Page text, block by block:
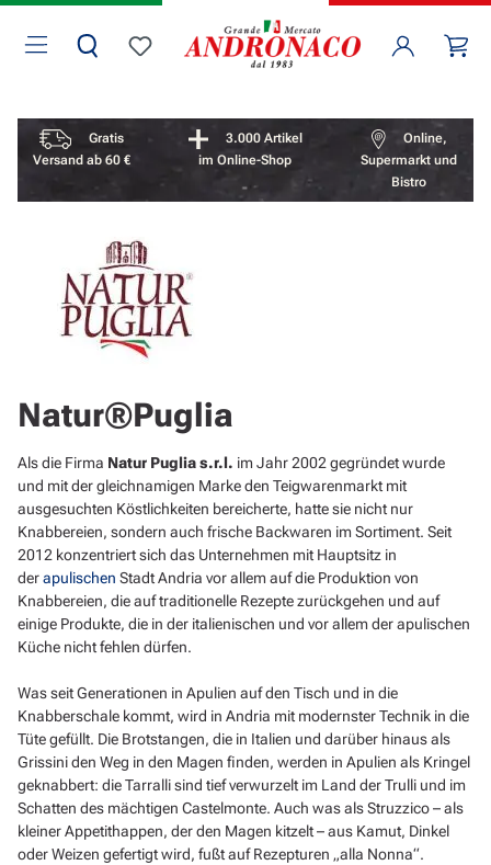
Zum Hauptinhalt springen
Du hast 0 Produkte auf dem Merkzettel
Vorteile überspringen
Gratis
Versand ab 60 €
3.000 Artikel
im Online-Shop
Online,
Supermarkt und
Bistro
Natur®Puglia
Als die Firma Natur Puglia s.r.l. im Jahr 2002 gegründet wurde
und mit der gleichnamigen Marke den Teigwarenmarkt mit
ausgesuchten Köstlichkeiten bereicherte, hatte sie nicht nur
Knabbereien, sondern auch frische Backwaren im Sortiment. Seit
2012 konzentriert sich das Unternehmen mit Hauptsitz in
derapulischen Stadt Andria vor allem auf die Produktion von
Knabbereien, die auf traditionelle Rezepte zurückgehen und auf
einige Produkte, die in der italienischen und vor allem der apulischen
Küche nicht fehlen dürfen.
Was seit Generationen in Apulien auf den Tisch und in die
Knabberschale kommt, wird in Andria mit modernster Technik in die
Tüte gefüllt. Die Brotstangen, die in Italien und darüber hinaus als
Grissini den Weg in den Magen finden, werden in Apulien als Kringel
geknabbert: die Tarralli sind tief verwurzelt im Land der Trulli und im
Schatten des mächtigen Castelmonte. Auch was als Struzzico – als
kleiner Appetithappen, der den Magen kitzelt – aus Kamut, Dinkel
oder Weizen gefertigt wird, fußt auf Rezepturen „alla Nonna“.